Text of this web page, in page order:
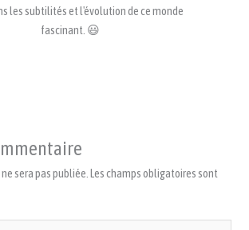
les subtilités et l'évolution de ce monde
fascinant. 😃
sera pas publiée. Les champs obligatoires sont